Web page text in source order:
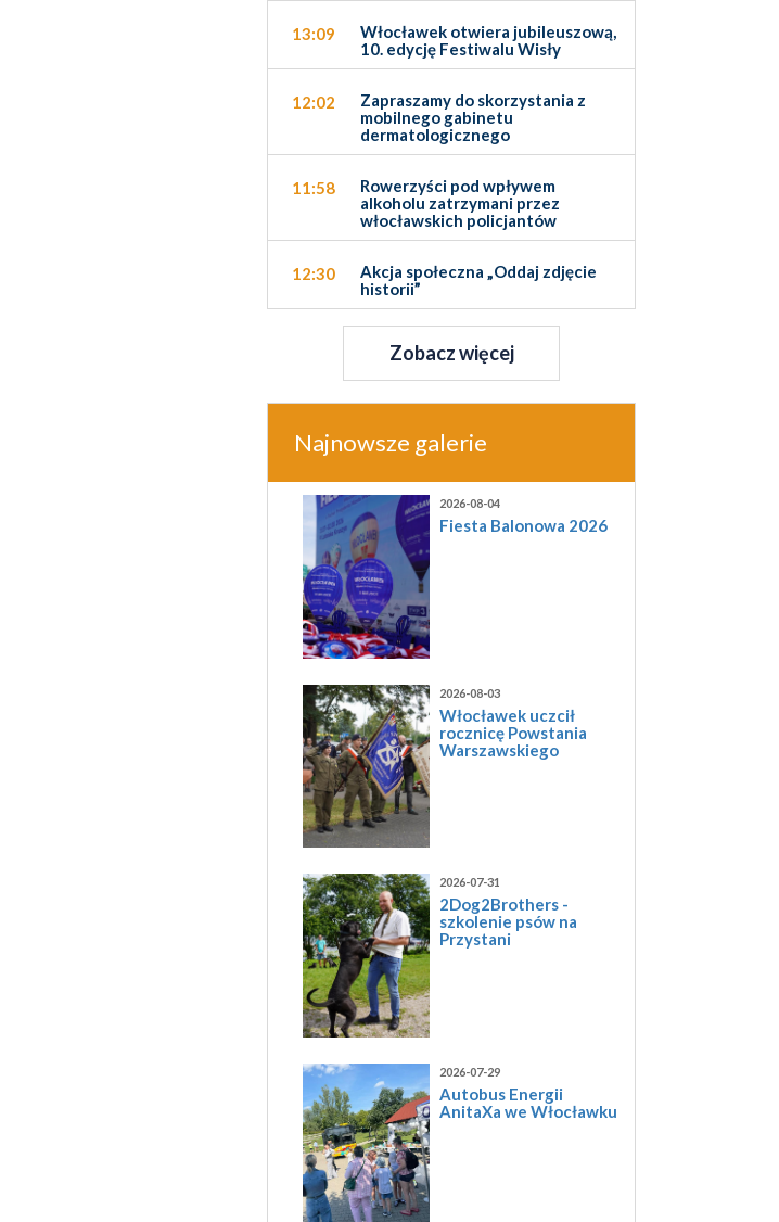
13:09
Włocławek otwiera jubileuszową,
10. edycję Festiwalu Wisły
12:02
Zapraszamy do skorzystania z
mobilnego gabinetu
dermatologicznego
11:58
Rowerzyści pod wpływem
alkoholu zatrzymani przez
włocławskich policjantów
12:30
Akcja społeczna „Oddaj zdjęcie
historii”
Zobacz więcej
Najnowsze galerie
2026-08-04
Fiesta Balonowa 2026
2026-08-03
Włocławek uczcił
rocznicę Powstania
Warszawskiego
2026-07-31
2Dog2Brothers -
szkolenie psów na
Przystani
2026-07-29
Autobus Energii
AnitaXa we Włocławku